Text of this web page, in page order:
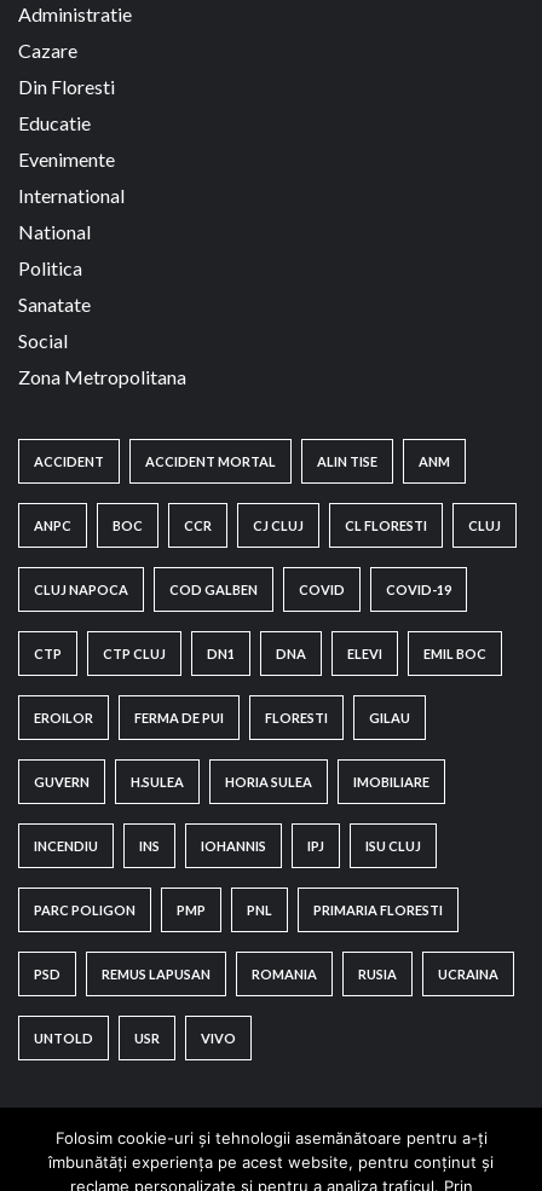
Administratie
Cazare
Din Floresti
Educatie
Evenimente
International
National
Politica
Sanatate
Social
Zona Metropolitana
ACCIDENT ACCIDENT MORTAL ALIN TISE ANM
ANPC BOC CCR CJ CLUJ CL FLORESTI CLUJ
CLUJ NAPOCA COD GALBEN COVID COVID-19
CTP CTP CLUJ DN1 DNA ELEVI EMIL BOC
EROILOR FERMA DE PUI FLORESTI GILAU
GUVERN H.SULEA HORIA SULEA IMOBILIARE
INCENDIU INS IOHANNIS IPJ ISU CLUJ
PARC POLIGON PMP PNL PRIMARIA FLORESTI
PSD REMUS LAPUSAN ROMANIA RUSIA UCRAINA
UNTOLD USR VIVO
Folosim cookie-uri și tehnologii asemănătoare pentru a-ți
îmbunătăți experiența pe acest website, pentru conținut și
reclame personalizate și pentru a analiza traficul. Prin